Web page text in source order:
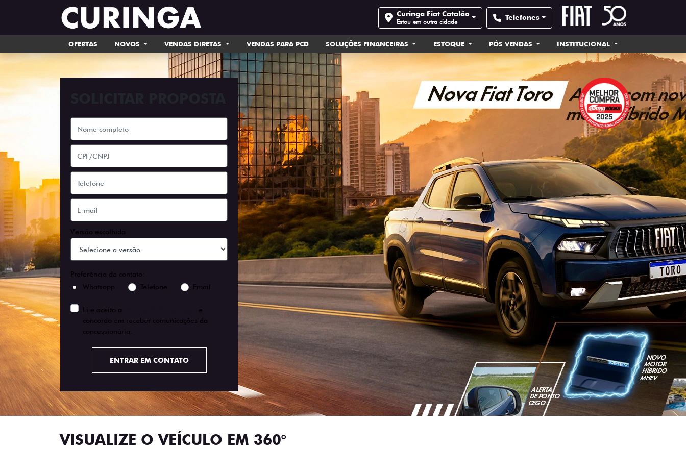
Curinga Fiat Catalão
Estou em outra cidade Telefones
OFERTAS NOVOS VENDAS DIRETAS VENDAS PARA PCD SOLUÇÕES FINANCEIRAS ESTOQUE PÓS VENDAS INSTITUCIONAL
Versão escolhida
Preferência de contato:
Whatsapp
Telefone Email
Li e aceito a
e
concordo em receber comunicações da
concessionária.
ENTRAR EM CONTATO
VISUALIZE O VEÍCULO EM 360°